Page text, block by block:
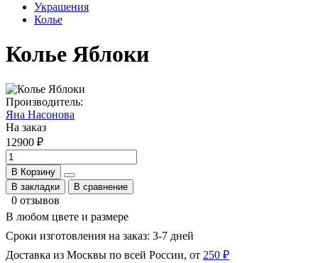
Украшения
Колье
Колье Яблоки
Производитель:
Яна Насонова
На заказ
12900 ₽
В Корзину
В закладки
В сравнение
0 отзывов
В любом цвете и размере
Сроки изготовления на заказ: 3-7 дней
Доставка из Москвы по всей России, от 250 ₽